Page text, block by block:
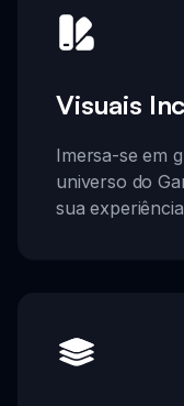
Visuais
Imersa-se em
universo do
sua